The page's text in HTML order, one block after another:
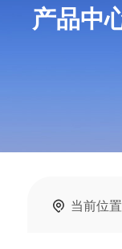
产品中
当前位置